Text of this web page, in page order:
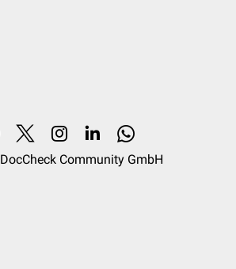
DocCheck Community GmbH